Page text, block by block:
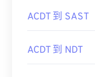
ACDT 到 SAST
ACDT 到 NDT